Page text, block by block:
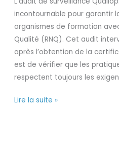
incontournable pour garantir
organismes de formation
Qualité (RNQ). Cet audit
après l’obtention de la
est de vérifier que les
respectent toujours les
Qualiopi
?
Lire la suite »